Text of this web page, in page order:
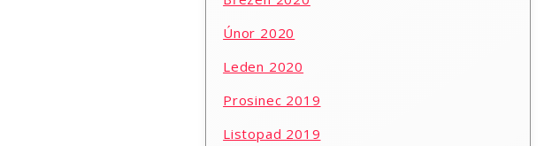
Únor 2020
Leden 2020
Prosinec 2019
Listopad 2019